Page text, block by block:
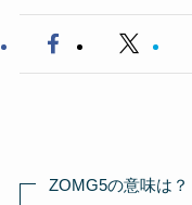
ZOMG5の意味は？